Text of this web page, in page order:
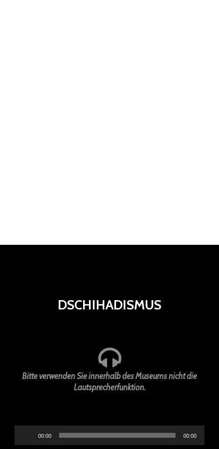
DSCHIHADISMUS
Bitte verwenden Sie innerhalb des Museums nicht die
Lautsprecherfunktion.
Reproductor
de
00:00 00:00